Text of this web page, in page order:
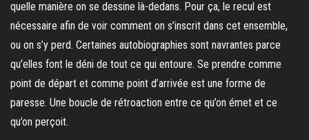
quelle manière on se dessine là-dedans. Pour ça, le recul est
nécessaire afin de voir comment on s’inscrit dans cet ensemble,
ou on s’y perd. Certaines autobiographies sont navrantes parce
qu’elles font le déni de tout ce qui entoure. Se prendre comme
point de départ et comme point d’arrivée est une forme de
paresse. Une boucle de rétroaction entre ce qu’on émet et ce
qu’on perçoit.